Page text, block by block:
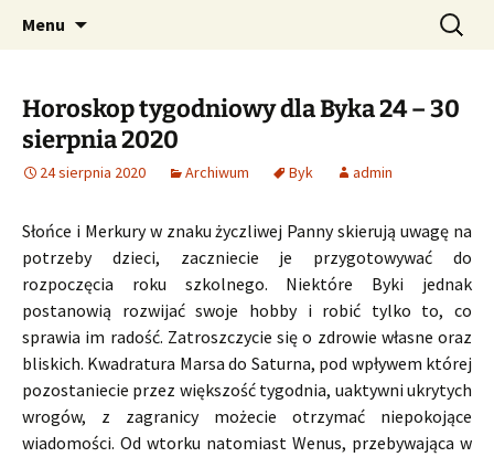
CzaroMarowy horoskop
dzienny, miesięczny i
tygodniowy
Profesjonalne przepowiednie astrologiczne
Menu Szukaj:
Horoskop tygodniowy dla Byka 24 – 30
sierpnia 2020
24 sierpnia 2020 Archiwum Byk admin
Słońce i Merkury w znaku życzliwej Panny skierują uwagę na
potrzeby dzieci, zaczniecie je przygotowywać do
rozpoczęcia roku szkolnego. Niektóre Byki jednak
postanowią rozwijać swoje hobby i robić tylko to, co
sprawia im radość. Zatroszczycie się o zdrowie własne oraz
bliskich. Kwadratura Marsa do Saturna, pod wpływem której
pozostaniecie przez większość tygodnia, uaktywni ukrytych
wrogów, z zagranicy możecie otrzymać niepokojące
wiadomości. Od wtorku natomiast Wenus, przebywająca w